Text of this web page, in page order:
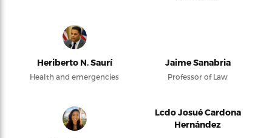
Heriberto N. Saurí
Health and emergencies
Jaime Sanabria
Professor of Law
Lcdo Josué Cardona
Hernández